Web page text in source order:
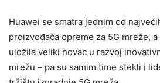
Huawei se smatra jednim od
proizvođača opreme za 5G mreže,
uložila veliki novac u razvoj
mrežu – pa su samim time stekli i